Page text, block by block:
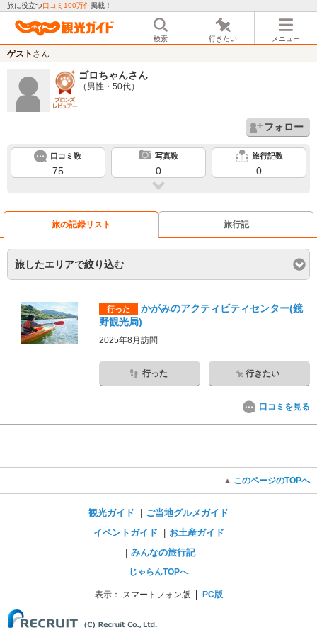
旅に役立つ口コミ100万件掲載！
検索 行きたい メニュー
ゲスト さん
ゴロちゃんさん
（男性・50代）
フォロー
口コミ数
75
写真数
0
旅行記数
0
旅の記録リスト 旅行記
旅したエリアで絞り込む
行った
かがみのアクティビティセンター(鏡
野観光局)
2025年8月訪問
行った 行きたい
口コミを見る
このページのTOPへ
観光ガイド
ご当地グルメガイド
イベントガイド
お土産ガイド
みんなの旅行記
じゃらんTOPへ
表示： スマートフォン版 PC版